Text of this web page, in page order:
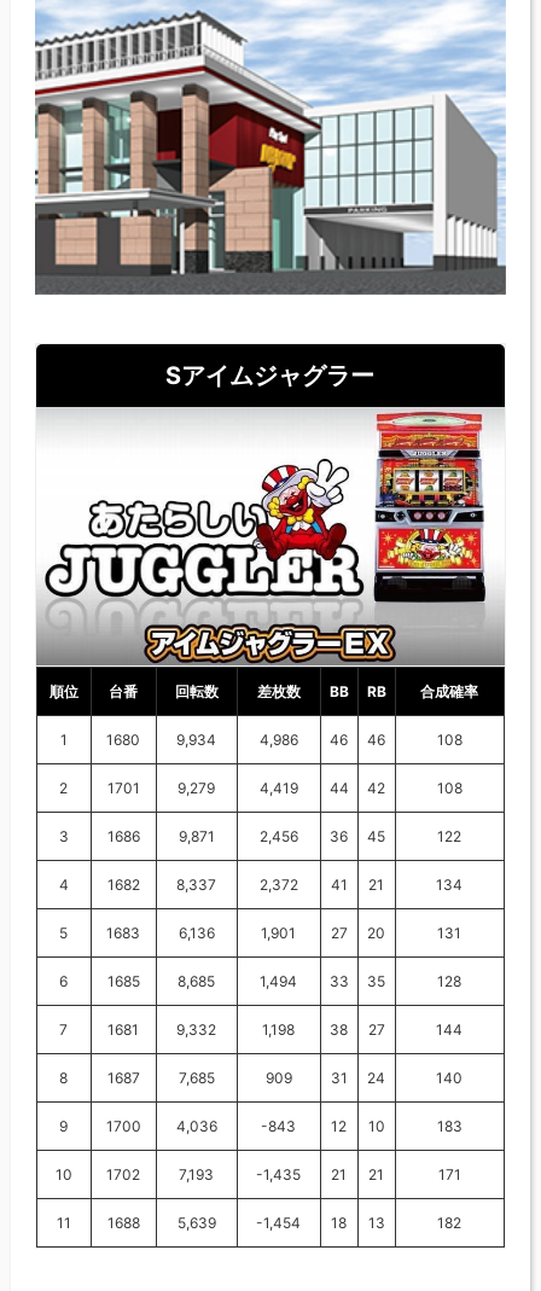
Sアイムジャグラー
順位 台番 回転数 差枚数 BB RB 合成確率
1 1680 9,934 4,986 46 46 108
2 1701 9,279 4,419 44 42 108
3 1686 9,871 2,456 36 45 122
4 1682 8,337 2,372 41 21 134
5 1683 6,136 1,901 27 20 131
6 1685 8,685 1,494 33 35 128
7 1681 9,332 1,198 38 27 144
8 1687 7,685 909 31 24 140
9 1700 4,036 -843 12 10 183
10 1702 7,193 -1,435 21 21 171
11 1688 5,639 -1,454 18 13 182